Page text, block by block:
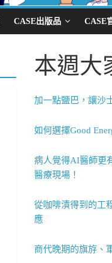
CASE出版品 CASE
本週大
加一點鹽巴，讓沙
如何選擇Good
病人覺得AI醫師更
醫療現場！
從咖啡漬得到的工
應
商代晚期的旗斿、